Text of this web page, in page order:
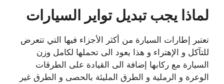
لماذا يجب تبديل تواير السيارات
تعتبر إطارات السيارة من أكثر الأجزاء فيها التي تتعرض
للتآكل و الإهتراء و هذا يعود الى تحملها لكامل وزن
السيارة مع ركابها إضافة الى القيادة على الطرقات
الوعرة و الرملية و الطرق المليئة بالحصى و الطرق غير